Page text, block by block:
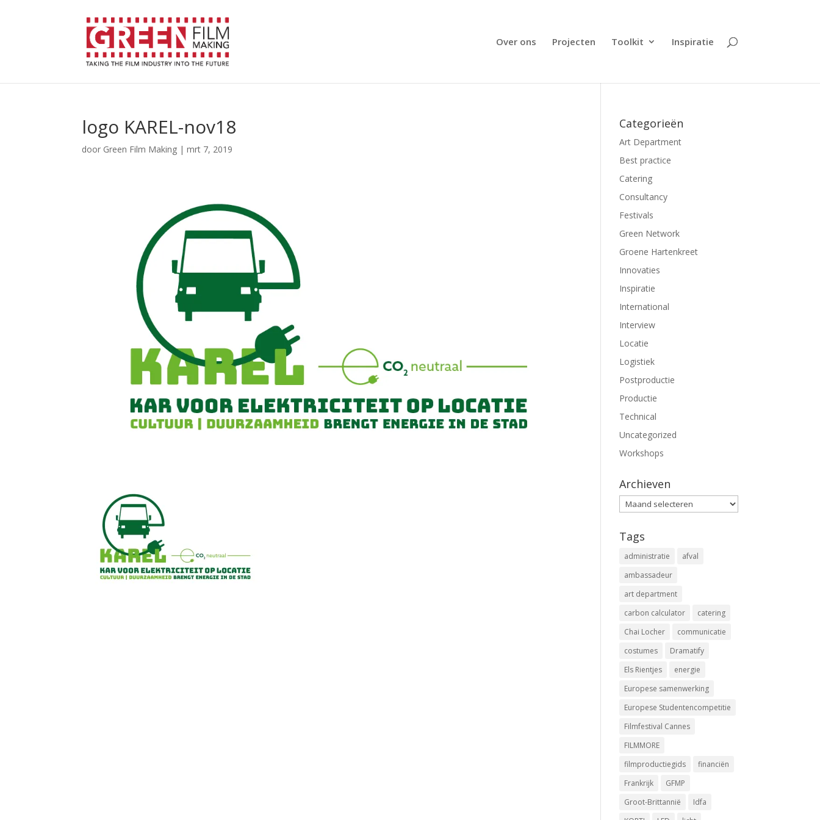
Over ons Projecten Toolkit Inspiratie
logo KAREL-nov18
door Green Film Making |mrt 7, 2019
Categorieën
Art Department
Best practice
Catering
Consultancy
Festivals
Green Network
Groene Hartenkreet
Innovaties
Inspiratie
International
Interview
Locatie
Logistiek
Postproductie
Productie
Technical
Uncategorized
Workshops
Archieven
Archieven
Tags
administratie
afval
ambassadeur
art department
carbon calculator
catering
Chai Locher
communicatie
costumes
Dramatify
Els Rientjes
energie
Europese samenwerking
Europese Studentencompetitie
Filmfestival Cannes
FILMMORE
filmproductiegids
financiën
Frankrijk
GFMP
Groot-Brittannië
Idfa